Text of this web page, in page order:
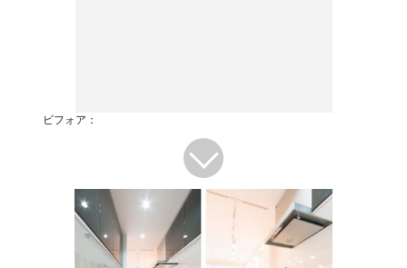
ビフォア：